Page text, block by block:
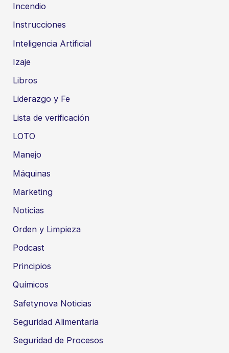
Incendio
Instrucciones
Inteligencia Artificial
Izaje
Libros
Liderazgo y Fe
Lista de verificación
LOTO
Manejo
Máquinas
Marketing
Noticias
Orden y Limpieza
Podcast
Principios
Químicos
Safetynova Noticias
Seguridad Alimentaria
Seguridad de Procesos